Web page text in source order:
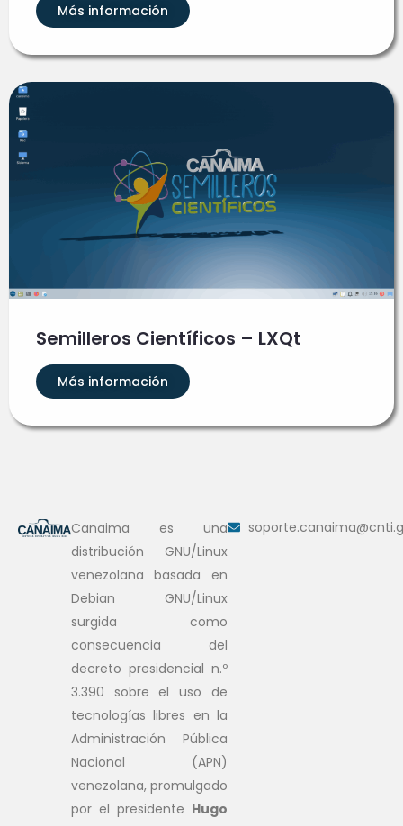
Más información
Semilleros Científicos – LXQt
Más información
Canaima es una
distribución GNU/Linux
venezolana basada en
Debian GNU/Linux
surgida como
consecuencia del
decreto presidencial n.º
3.390 sobre el uso de
tecnologías libres en la
Administración Pública
Nacional (APN)
venezolana, promulgado
por el presidente Hugo